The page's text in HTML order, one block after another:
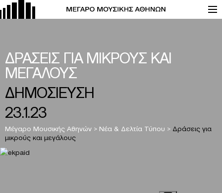
ΔΡΑΣΕΙΣ ΓΙΑ ΜΙΚΡΟΥΣ ΚΑΙ
ΜΕΓΑΛΟΥΣ
ΔΗΜΟΣΙΕΥΣΗ
23.1.23
Μέγαρο Μουσικής Αθηνών > Νέα & Δελτία Τύπου > Δράσεις για
μικρούς και μεγάλους